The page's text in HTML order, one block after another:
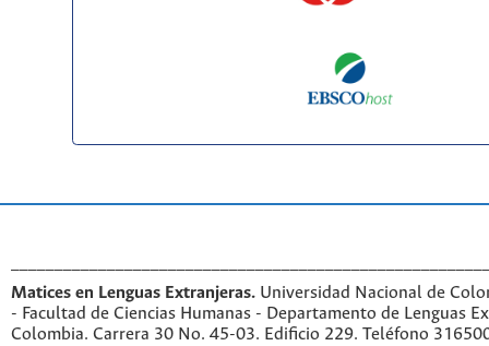
Matices en Lenguas Extranjeras. Universidad Nacional de
- Facultad de Ciencias Humanas - Departamento de Lenguas
Colombia. Carrera 30 No. 45-03. Edificio 229. Teléfono